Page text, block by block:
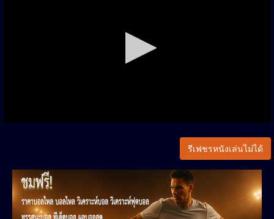
รีเฟชรหนังเล่นไม่ได้